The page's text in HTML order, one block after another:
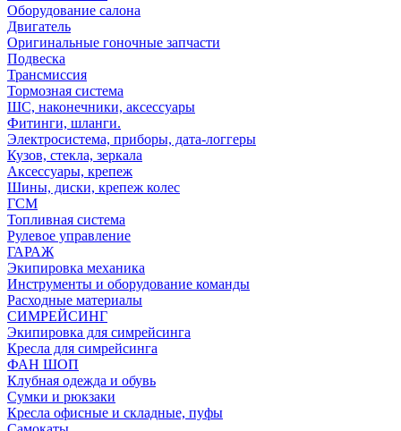
Оборудование салона
Двигатель
Оригинальные гоночные запчасти
Подвеска
Трансмиссия
Тормозная система
ШС, наконечники, аксессуары
Фитинги, шланги.
Электросистема, приборы, дата-логгеры
Кузов, стекла, зеркала
Аксессуары, крепеж
Шины, диски, крепеж колес
ГСМ
Топливная система
Рулевое управление
ГАРАЖ
Экипировка механика
Инструменты и оборудование команды
Расходные материалы
СИМРЕЙСИНГ
Экипировка для симрейсинга
Кресла для симрейсинга
ФАН ШОП
Клубная одежда и обувь
Сумки и рюкзаки
Кресла офисные и складные, пуфы